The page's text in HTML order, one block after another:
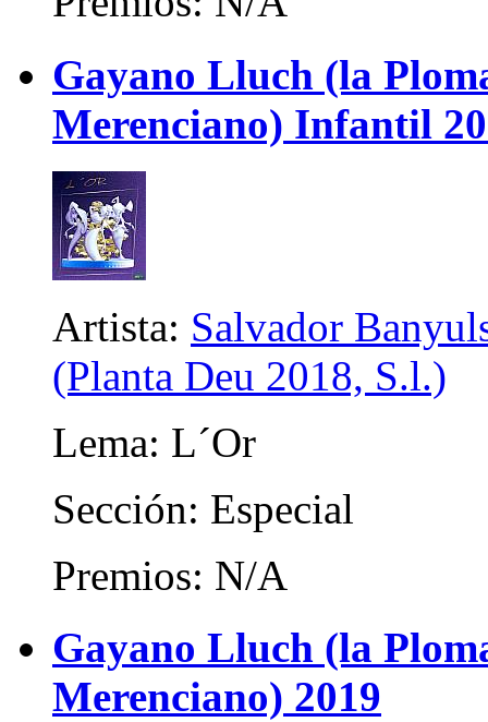
Gayano Lluch (la
Merenciano) Infantil
Artista: Salvador
(Planta Deu 2018, S.l.)
Lema: L´Or
Sección: Especial
Premios: N/A
Gayano Lluch (la
Merenciano) 2019